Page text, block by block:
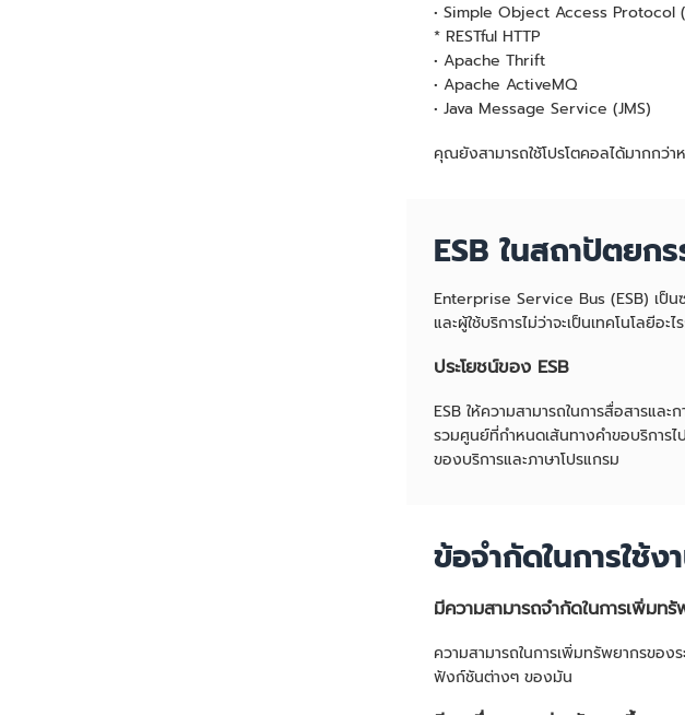
• Simple Object Access Protocol
* RESTful HTTP
• Apache Thrift
• Apache ActiveMQ
• Java Message Service (JMS)
คุณยังสามารถใช้โปรโตคอลได้มากกว่
ESB ในสถาปัตยก
Enterprise Service Bus (ESB) เป็น
และผู้ใช้บริการไม่ว่าจะเป็นเทคโนโลยีอะไ
ประโยชน์ของ ESB
ESB ให้ความสามารถในการสื่อสารแล
รวมศูนย์ที่กำหนดเส้นทางคำขอบริการ
ของบริการและภาษาโปรแกรม
ข้อจำกัดในการใช้
มีความสามารถจำกัดในการเพิ่มท
ความสามารถในการเพิ่มทรัพยากรของ
ฟังก์ชันต่างๆ ของมัน